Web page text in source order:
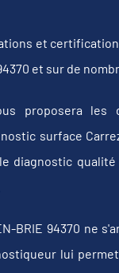
et
et sur de
proposera les
surface
diagnostic qualité
BRIE 94370 ne
lui